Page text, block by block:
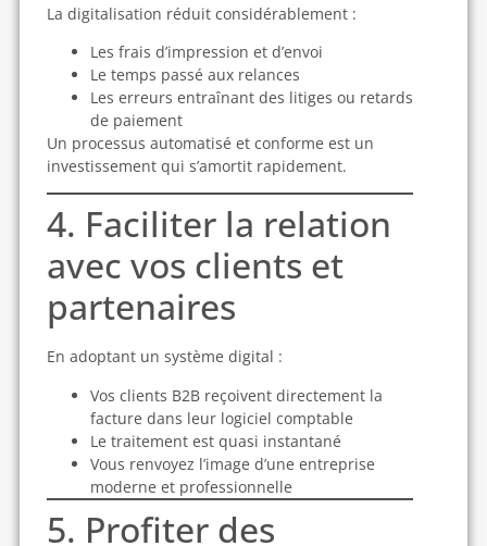
La digitalisation réduit considérablement :
Les frais d’impression et d’envoi
Le temps passé aux relances
Les erreurs entraînant des litiges ou retards
de paiement
Un processus automatisé et conforme est un
investissement qui s’amortit rapidement.
4. Faciliter la relation
avec vos clients et
partenaires
En adoptant un système digital :
Vos clients B2B reçoivent directement la
facture dans leur logiciel comptable
Le traitement est quasi instantané
Vous renvoyez l’image d’une entreprise
moderne et professionnelle
5. Profiter des